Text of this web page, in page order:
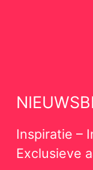
Inspiratie –
Exclusieve